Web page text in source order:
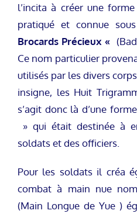
l’incita à créer une
pratiqué et connue
Brocards Précieux «
Ce nom particulier
utilisés par les divers
insigne, les Huit
s’agit donc là d’une
» qui était destinée à
soldats et des officiers.
Pour les soldats il créa
combat à main nue
(Main Longue de Yue )